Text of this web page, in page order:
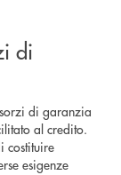
di
di garanzia
al credito.
costituire
esigenze